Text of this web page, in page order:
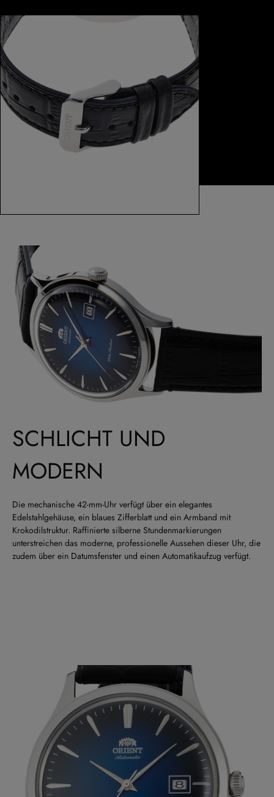
SCHLICHT UND
MODERN
Die mechanische 42-mm-Uhr verfügt über ein elegantes
Edelstahlgehäuse, ein blaues Zifferblatt und ein Armband mit
Krokodilstruktur. Raffinierte silberne Stundenmarkierungen
unterstreichen das moderne, professionelle Aussehen dieser Uhr, die
zudem über ein Datumsfenster und einen Automatikaufzug verfügt.